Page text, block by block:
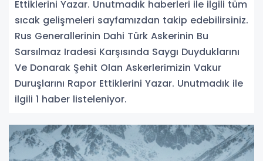
Ettiklerini Yazar. Unutmadık haberleri ile ilgili tüm
sıcak gelişmeleri sayfamızdan takip edebilirsiniz.
Rus Generallerinin Dahi Türk Askerinin Bu
Sarsılmaz Iradesi Karşısında Saygı Duyduklarını
Ve Donarak Şehit Olan Askerlerimizin Vakur
Duruşlarını Rapor Ettiklerini Yazar. Unutmadık ile
ilgili 1 haber listeleniyor.